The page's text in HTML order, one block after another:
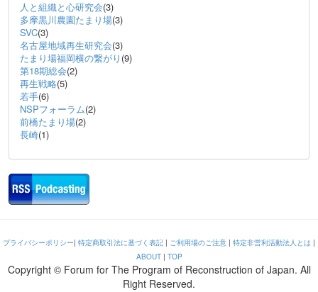
人と組織と心研究会(3)
多摩黒川農園たまり場(3)
SVC(3)
名古屋地域再生研究会(3)
たまり場福岡横の繋がり (9)
第18期総会(2)
再生戦略(5)
若手(6)
NSPフォーラム(2)
前橋たまり場(2)
長崎(1)
プライバシーポリシー| 特定商取引法に基づく表記 | ご利用場のご注意 | 特定非営利活動法人とは |
ABOUT| TOP
Copyright © Forum for The Program of Reconstruction of Japan. All
Right Reserved.